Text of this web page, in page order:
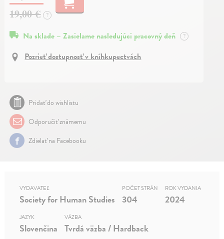
19,00 € ?
Na sklade – Zasielame nasledujúci pracovný deň ?
Pozrieť dostupnosť v kníhkupectvách
Pridať do wishlistu
Odporučiť známemu
Zdielať na Facebooku
VYDAVATEĽ
Society for Human Studies
POČET STRÁN
304
ROK VYDANIA
2024
JAZYK
Slovenčina
VÄZBA
Tvrdá väzba / Hardback